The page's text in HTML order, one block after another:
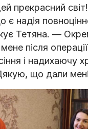
прекрасний
є надія
Тетяна. —
після
і надихаючу
що дали